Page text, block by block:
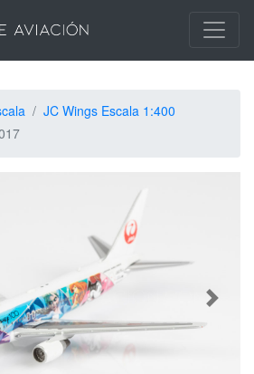
JC Wings Escala 1:400